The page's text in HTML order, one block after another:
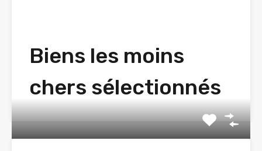
Biens les moins
chers sélectionnés